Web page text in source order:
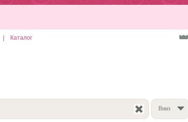
Каталог
Вниз